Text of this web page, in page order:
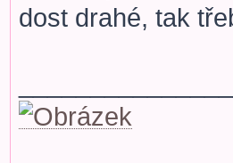
dost drahé, tak